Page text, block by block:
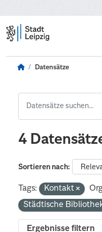
Datensätze
4
Sortieren nach
Tags: Kontakt
Städtische
Ergebnisse filtern